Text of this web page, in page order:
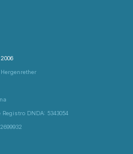
DNDA: 5343054